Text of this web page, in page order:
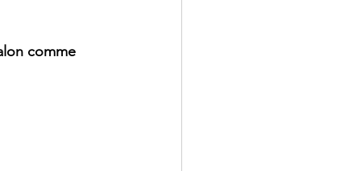
comme